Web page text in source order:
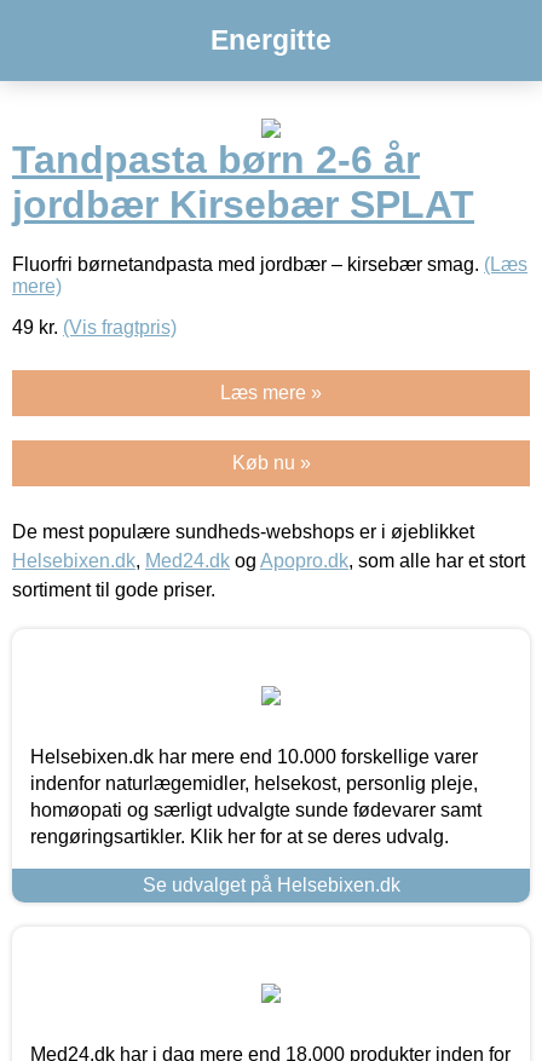
Energitte
Tandpasta børn 2-6 år
jordbær Kirsebær SPLAT
Fluorfri børnetandpasta med jordbær – kirsebær smag. (Læs
mere)
49 kr. (Vis fragtpris)
Læs mere »
Køb nu »
De mest populære sundheds-webshops er i øjeblikket
Helsebixen.dk, Med24.dk og Apopro.dk, som alle har et stort
sortiment til gode priser.
Helsebixen.dk har mere end 10.000 forskellige varer
indenfor naturlægemidler, helsekost, personlig pleje,
homøopati og særligt udvalgte sunde fødevarer samt
rengøringsartikler. Klik her for at se deres udvalg.
Se udvalget på Helsebixen.dk
Med24.dk har i dag mere end 18.000 produkter inden for